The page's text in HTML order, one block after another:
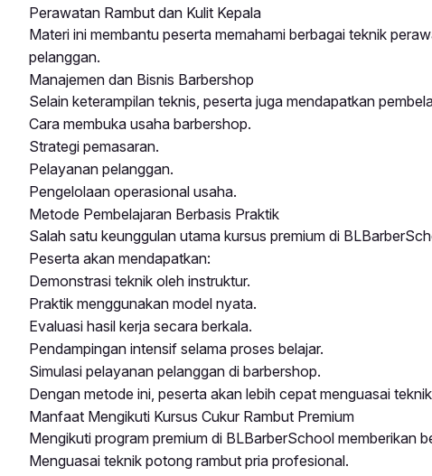
Perawatan Rambut dan Kulit Kepala
Materi ini membantu peserta memahami berbagai teknik
pelanggan.
Manajemen dan Bisnis Barbershop
Selain keterampilan teknis, peserta juga mendapatkan
Cara membuka usaha barbershop.
Strategi pemasaran.
Pelayanan pelanggan.
Pengelolaan operasional usaha.
Metode Pembelajaran Berbasis Praktik
Salah satu keunggulan utama kursus premium di
Peserta akan mendapatkan:
Demonstrasi teknik oleh instruktur.
Praktik menggunakan model nyata.
Evaluasi hasil kerja secara berkala.
Pendampingan intensif selama proses belajar.
Simulasi pelayanan pelanggan di barbershop.
Dengan metode ini, peserta akan lebih cepat menguasai
Manfaat Mengikuti Kursus Cukur Rambut Premium
Mengikuti program premium di BLBarberSchool memberikan
Menguasai teknik potong rambut pria profesional.